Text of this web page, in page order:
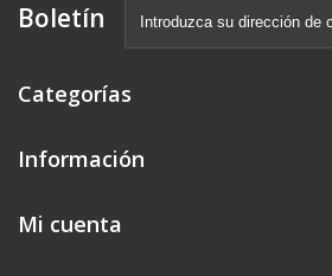
Boletín
Categorías
Información
Mi cuenta